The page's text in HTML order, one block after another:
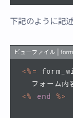
下記のように記述
ビューファイル |
<%=
<%
end %>